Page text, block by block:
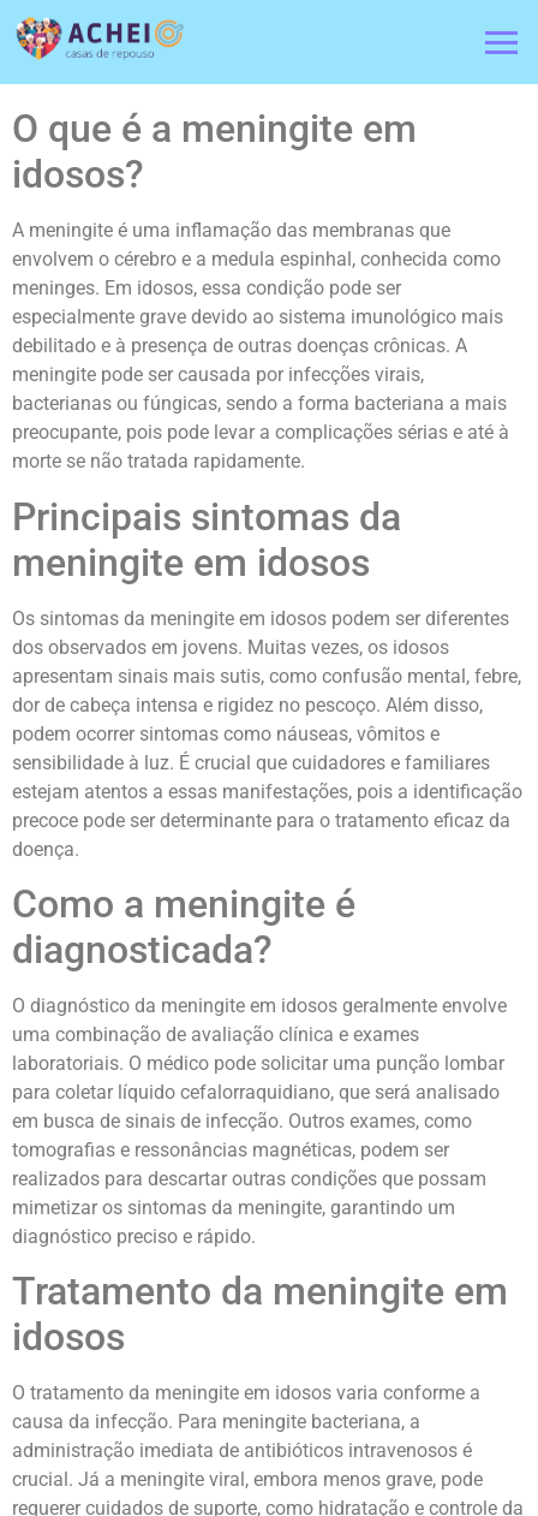
O que é a meningite em
idosos?
A meningite é uma inflamação das membranas que
envolvem o cérebro e a medula espinhal, conhecida como
meninges. Em idosos, essa condição pode ser
especialmente grave devido ao sistema imunológico mais
debilitado e à presença de outras doenças crônicas. A
meningite pode ser causada por infecções virais,
bacterianas ou fúngicas, sendo a forma bacteriana a mais
preocupante, pois pode levar a complicações sérias e até à
morte se não tratada rapidamente.
Principais sintomas da
meningite em idosos
Os sintomas da meningite em idosos podem ser diferentes
dos observados em jovens. Muitas vezes, os idosos
apresentam sinais mais sutis, como confusão mental, febre,
dor de cabeça intensa e rigidez no pescoço. Além disso,
podem ocorrer sintomas como náuseas, vômitos e
sensibilidade à luz. É crucial que cuidadores e familiares
estejam atentos a essas manifestações, pois a identificação
precoce pode ser determinante para o tratamento eficaz da
doença.
Como a meningite é
diagnosticada?
O diagnóstico da meningite em idosos geralmente envolve
uma combinação de avaliação clínica e exames
laboratoriais. O médico pode solicitar uma punção lombar
para coletar líquido cefalorraquidiano, que será analisado
em busca de sinais de infecção. Outros exames, como
tomografias e ressonâncias magnéticas, podem ser
realizados para descartar outras condições que possam
mimetizar os sintomas da meningite, garantindo um
diagnóstico preciso e rápido.
Tratamento da meningite em
idosos
O tratamento da meningite em idosos varia conforme a
causa da infecção. Para meningite bacteriana, a
administração imediata de antibióticos intravenosos é
crucial. Já a meningite viral, embora menos grave, pode
requerer cuidados de suporte, como hidratação e controle da